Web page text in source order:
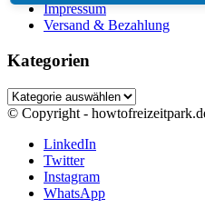
Impressum
Versand & Bezahlung
Kategorien
Kategorien
© Copyright -
LinkedIn
Twitter
Instagram
WhatsApp